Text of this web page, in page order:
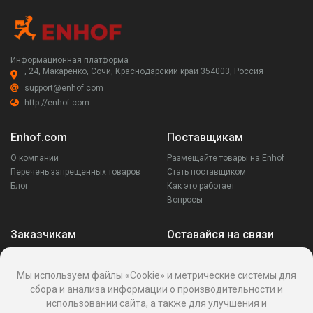
Информационная платформа
, 24, Макаренко, Сочи, Краснодарский край 354003, Россия
support@enhof.com
http://enhof.com
Enhof.com
О компании
Перечень запрещенных товаров
Блог
Поставщикам
Размещайте товары на Enhof
Стать поставщиком
Как это работает
Вопросы
Заказчикам
Написать поставщику
Оставайся на связи
Мы используем файлы «Cookie» и метрические системы для
сбора и анализа информации о производительности и
использовании сайта, а также для улучшения и